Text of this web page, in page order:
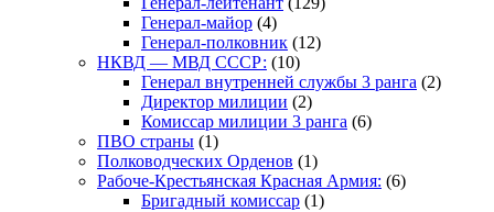
Генерал-майор (4)
Генерал-полковник (12)
НКВД — МВД СССР: (10)
Генерал внутренней службы 3 ранга (2)
Директор милиции (2)
Комиссар милиции 3 ранга (6)
ПВО страны (1)
Полководческих Орденов (1)
Рабоче-Крестьянская Красная Армия: (6)
Бригадный комиссар (1)